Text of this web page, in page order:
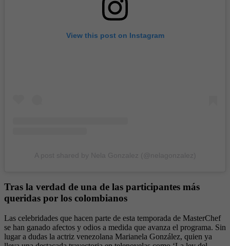
View this post on Instagram
Tras la verdad de una de las participantes más
queridas por los colombianos
Las celebridades que hacen parte de esta temporada de MasterChef
se han ganado afectos y odios a medida que avanza el programa. Sin
lugar a dudas la actriz venezolana Marianela González, quien ya